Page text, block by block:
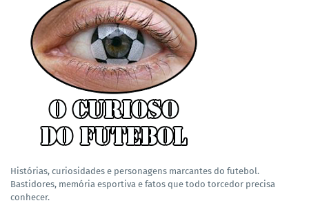
Histórias, curiosidades e personagens marcantes do futebol.
Bastidores, memória esportiva e fatos que todo torcedor precisa
conhecer.